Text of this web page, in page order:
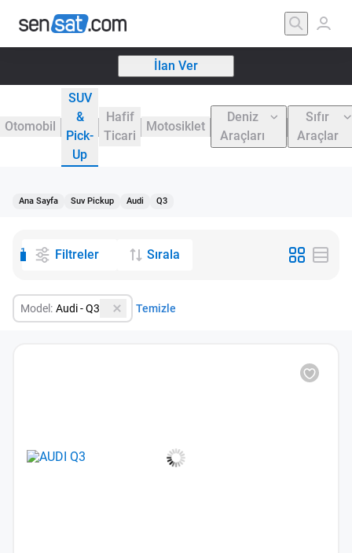
İlan Ver
Otomobil
SUV
&
Pick-
Up
Hafif
Ticari
Motosiklet
Deniz
Araçları
Sıfır
Araçlar
Ana Sayfa Suv Pickup Audi Q3
Model: Audi - Q3 Temizle
Filtreler
1 Sırala